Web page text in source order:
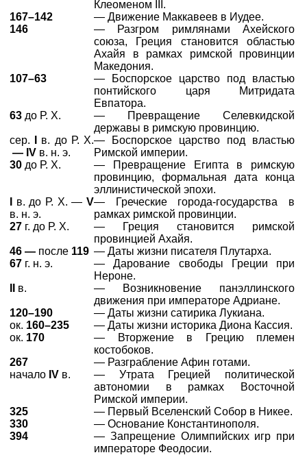
Клеоменом III.
167–142
— Движение Маккавеев в Иудее.
146
— Разгром римлянами Ахейского
союза, Греция становится областью
Ахайя в рамках римской провинции
Македония.
107–63
— Боспорское царство под властью
понтийского царя Митридата
Евпатора.
63 до Р. Х.
— Превращение Селевкидской
державы в римскую провинцию.
сер.
в. до Р. Х.
— IV в. н. э.
— Боспорское царство под властью
Римской империи.
30 до Р. Х.
— Превращение Египта в римскую
провинцию, формальная дата конца
эллинистической эпохи.
в. до Р. Х. —V
в. н. э.
— Греческие города-государства в
рамках римской провинции.
27 г. до Р. Х.
— Греция становится римской
провинцией Ахайя.
46 — после 119 — Даты жизни писателя Плутарха.
67 г. н. э.
— Дарование свободы Греции при
Нероне.
в.
— Возникновение панэллинского
движения при императоре Адриане.
120–190
— Даты жизни сатирика Лукиана.
ок. 160–235
— Даты жизни историка Диона Кассия.
ок. 170
— Вторжение в Грецию племен
костобоков.
267
— Разграбление Афин готами.
начало IV в.
— Утрата Грецией политической
автономии в рамках Восточной
Римской империи.
325
— Первый Вселенский Собор в Никее.
330
— Основание Константинополя.
394
— Запрещение Олимпийских игр при
императоре Феодосии.